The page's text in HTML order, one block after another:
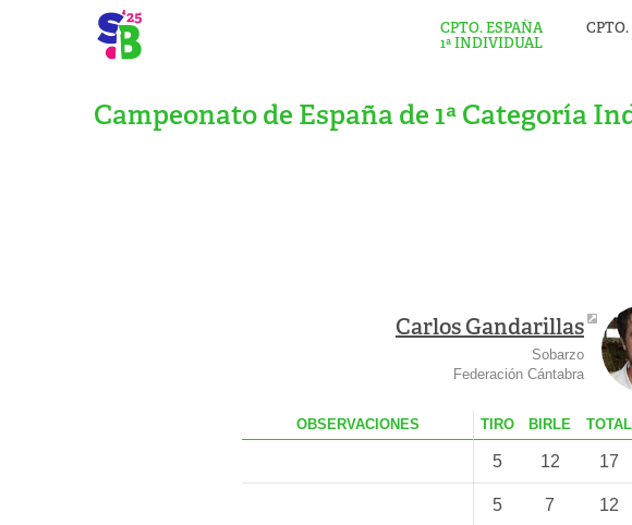
CPTO. ESPAÑA
1ª INDIVIDUAL
Campeonato de España de 1ª Categoría
Carlos Gandarillas
Sobarzo
Federación Cántabra
OBS ERVACIONES T IRO B IRLE TOTAL
5 12 17
5 7 12